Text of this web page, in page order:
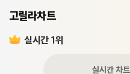
고릴라차트
실시간 1위
실시간 차